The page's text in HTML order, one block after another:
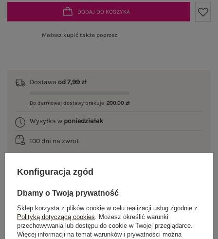
DODAJ DO KOSZYKA
Możesz kupić także poprzez:
Dostawa od 7,99 zł
Do darmowej dostawy brakuje 200,00 zł
Wysyłka w poniedziałek
100 dni na zwrot
GŁÓWNE PARAMETRY
OPINIE O PRODUKCIE (0)
Konfiguracja zgód
Dbamy o Twoją prywatność
Sklep korzysta z plików cookie w celu realizacji usług zgodnie z
Polityką dotyczącą cookies. Możesz określić warunki
przechowywania lub dostępu do cookie w Twojej przeglądarce.
Więcej informacji na temat warunków i prywatności można